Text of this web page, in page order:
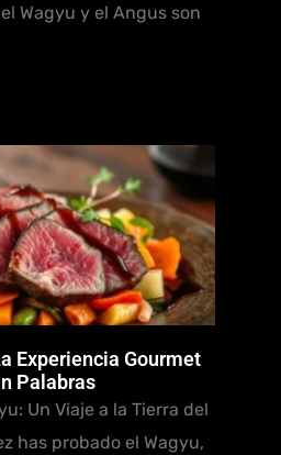
Wagyu y el Angus son
Experiencia Gourmet
Palabras
Un Viaje a la Tierra del
has probado el Wagyu,